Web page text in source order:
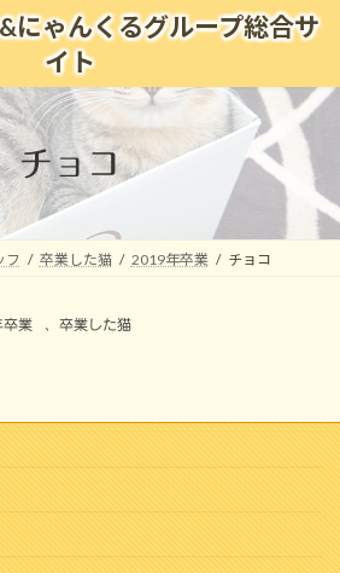
にゃんくるグループ総合サ
イト
チョコ
フ 卒業した猫 2019年卒業 チョコ
業 卒業した猫